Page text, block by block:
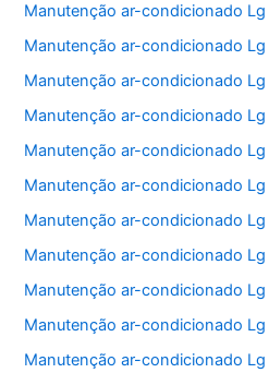
Manutenção ar-condicionado Lg
Manutenção ar-condicionado Lg
Manutenção ar-condicionado Lg
Manutenção ar-condicionado Lg
Manutenção ar-condicionado Lg
Manutenção ar-condicionado Lg
Manutenção ar-condicionado Lg
Manutenção ar-condicionado Lg
Manutenção ar-condicionado Lg
Manutenção ar-condicionado Lg
Manutenção ar-condicionado Lg